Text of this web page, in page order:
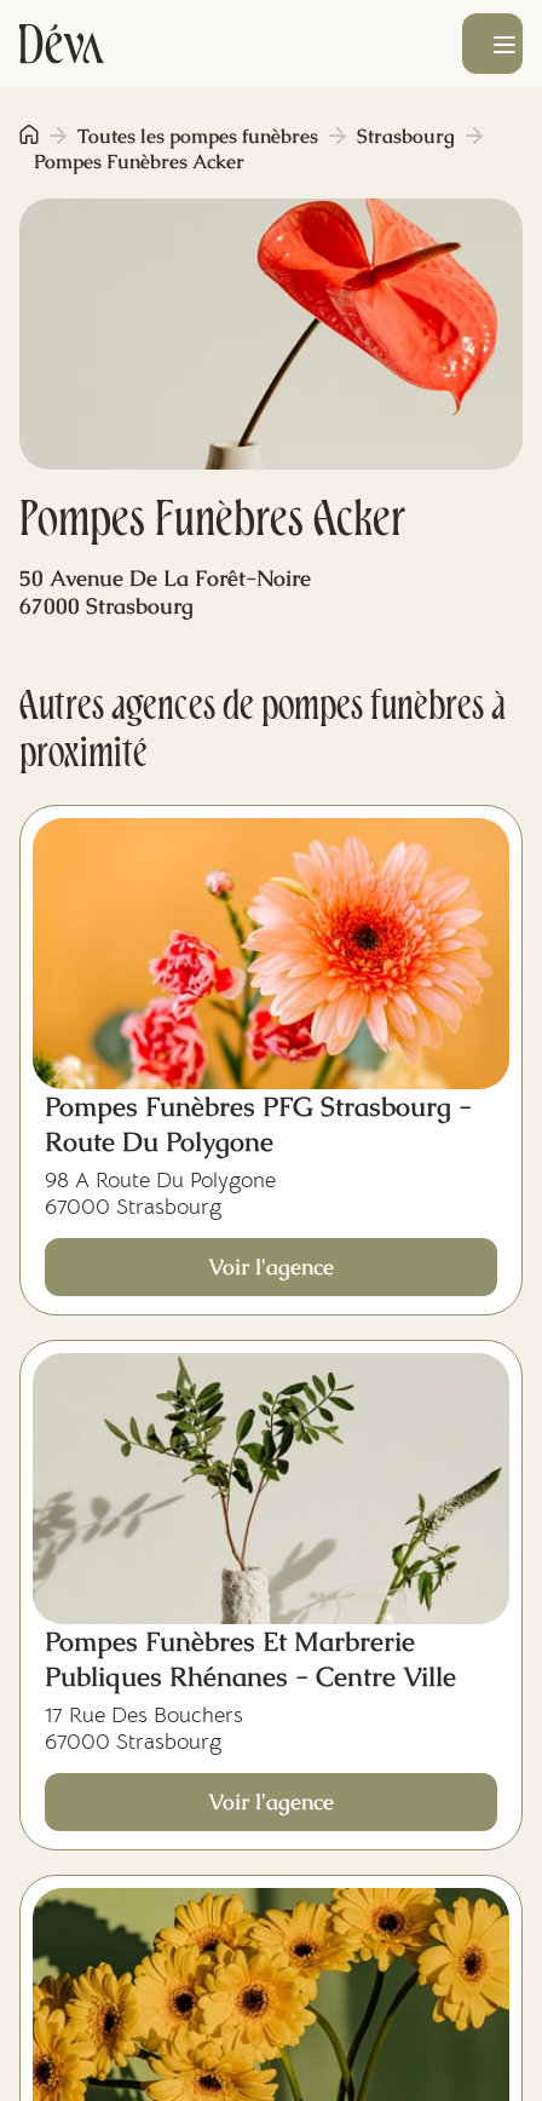
Obsèques
Prévoyance
Monument funéraire
Blog
Ouvrir le
Pompes Funèbres Acker
Toutes les pompes funèbres
Strasbourg
Pompes Funèbres Acker
50 Avenue De La Forêt-Noire
67000 Strasbourg
Autres agences de pompes funèbres à
proximité
Pompes Funèbres PFG Strasbourg -
Route Du Polygone
98 A Route Du Polygone
67000 Strasbourg
Voir l'agence
Pompes Funèbres Et Marbrerie
Publiques Rhénanes - Centre Ville
17 Rue Des Bouchers
67000 Strasbourg
Voir l'agence